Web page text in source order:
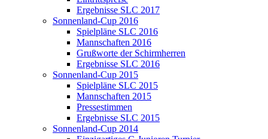
Ergebnisse SLC 2017
Sonnenland-Cup 2016
Spielpläne SLC 2016
Mannschaften 2016
Grußworte der Schirmherren
Ergebnisse SLC 2016
Sonnenland-Cup 2015
Spielpläne SLC 2015
Mannschaften 2015
Pressestimmen
Ergebnisse SLC 2015
Sonnenland-Cup 2014